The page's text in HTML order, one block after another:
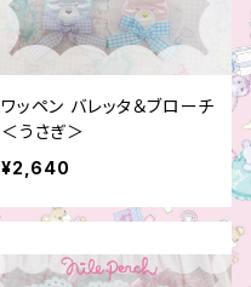
ワッペン バレッタ＆ブローチ
＜うさぎ＞
¥2,640